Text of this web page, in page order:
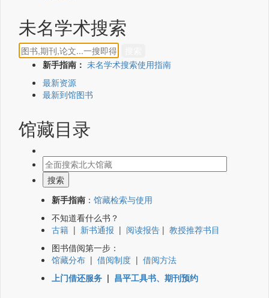
未名学术搜索
新手指南： 未名学术搜索使用指南
最新资源
最新到馆图书
馆藏目录
新手指南 ： 馆藏检索与使用
不知道看什么书？
古籍 | 新书通报 | 阅读报告 | 教授推荐书目
图书借阅第一步：
馆藏分布 | 借阅制度 | 借阅方法
上门借还服务 | 昌平工具书、期刊预约